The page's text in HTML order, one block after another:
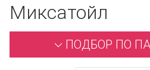
Миксатойл
ПОДБОР ПО